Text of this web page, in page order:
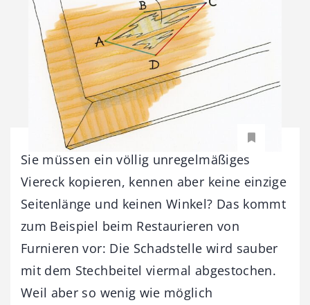
Sie müssen ein völlig unregelmäßiges
Viereck kopieren, kennen aber keine einzige
Seitenlänge und keinen Winkel? Das kommt
zum Beispiel beim Restaurieren von
Furnieren vor: Die Schadstelle wird sauber
mit dem Stechbeitel viermal abgestochen.
Weil aber so wenig wie möglich